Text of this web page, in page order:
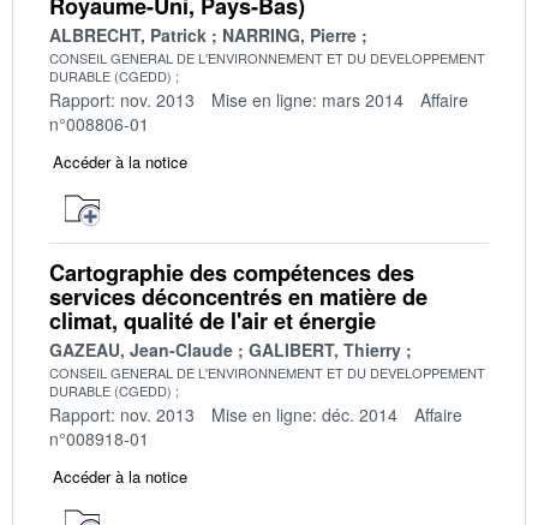
ALBRECHT, Patrick NARRING, Pierre
CONSEIL GENERAL DE L'ENVIRONNEMENT ET DU DEVELOPPEMENT
DURABLE (CGEDD)
Rapport: nov. 2013 Mise en ligne: mars 2014
Affaire
n°008806-01
Accéder à la notice
Cartographie des compétences des
services déconcentrés en matière de
climat, qualité de l'air et énergie
GAZEAU, Jean-Claude GALIBERT, Thierry
CONSEIL GENERAL DE L'ENVIRONNEMENT ET DU DEVELOPPEMENT
DURABLE (CGEDD)
Rapport: nov. 2013 Mise en ligne: déc. 2014
Affaire
n°008918-01
Accéder à la notice